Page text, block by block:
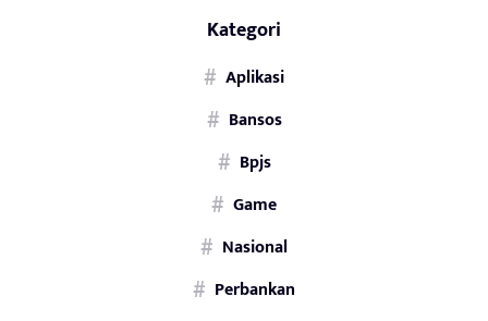
Kategori
Aplikasi
Bansos
Bpjs
Game
Nasional
Perbankan